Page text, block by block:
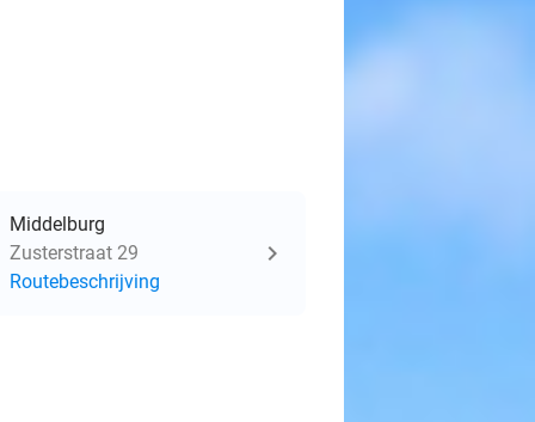
Middelburg
Zusterstraat 29
Routebeschrijving